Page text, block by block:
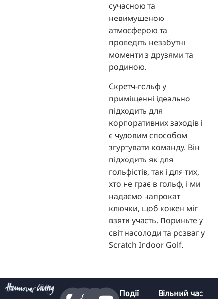
сучасною та
невимушеною
атмосферою та
проведіть незабутні
моменти з друзями та
родиною.
Скретч-гольф у
приміщенні ідеально
підходить для
корпоративних заходів і
є чудовим способом
згуртувати команду. Він
підходить як для
гольфістів, так і для тих,
хто не грає в гольф, і ми
надаємо напрокат
ключки, щоб кожен міг
взяти участь. Пориньте у
світ насолоди та розваг у
Scratch Indoor Golf.
Події Вільний час